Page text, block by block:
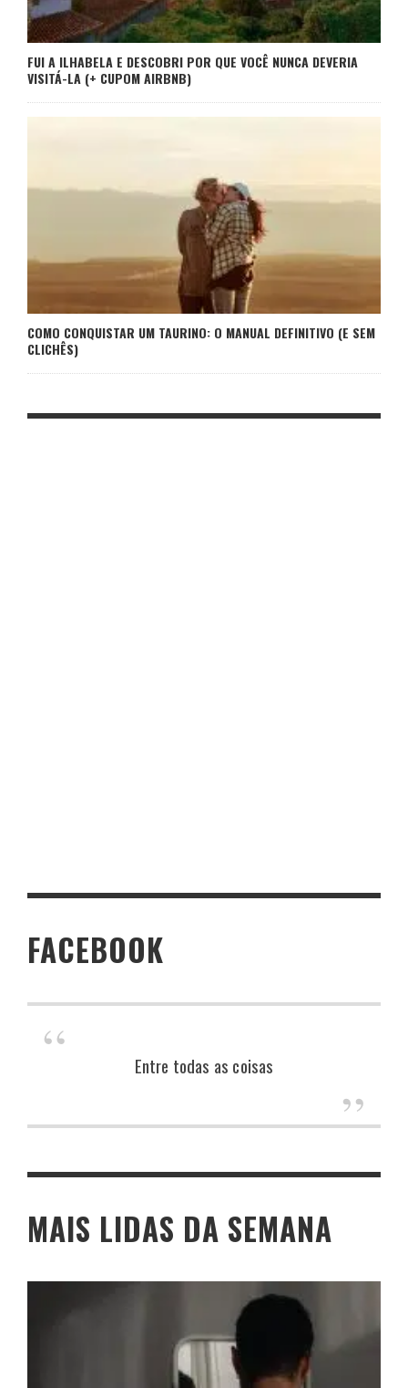
FUI A ILHABELA E DESCOBRI POR QUE VOCÊ NUNCA DEVERIA
VISITÁ-LA (+ CUPOM AIRBNB)
COMO CONQUISTAR UM TAURINO: O MANUAL DEFINITIVO (E SEM
CLICHÊS)
FACEBOOK
Entre todas as coisas
MAIS LIDAS DA SEMANA